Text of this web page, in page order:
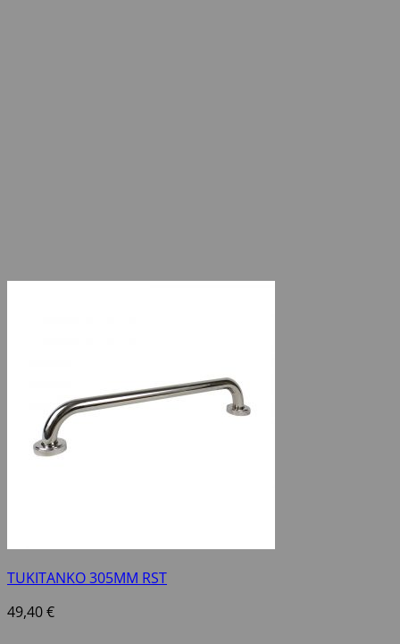
TUKITANKO 305MM RST
49,40€